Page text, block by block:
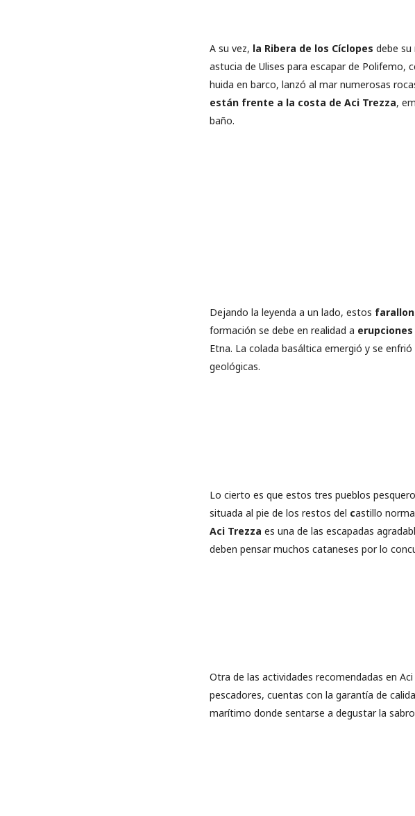
A su vez, la Ribera de los Cíclopes debe su
astucia de Ulises para escapar de Polifemo,
huida en barco, lanzó al mar numerosas
están frente a la costa de Aci Trezza,
baño.
Dejando la leyenda a un lado, estos
formación se debe en realidad a
Etna. La colada basáltica emergió y se
geológicas.
Lo cierto es que estos tres pueblos
situada al pie de los restos del castillo
Aci Trezza es una de las escapadas
deben pensar muchos cataneses por lo
Otra de las actividades recomendadas en
pescadores, cuentas con la garantía de
marítimo donde sentarse a degustar la